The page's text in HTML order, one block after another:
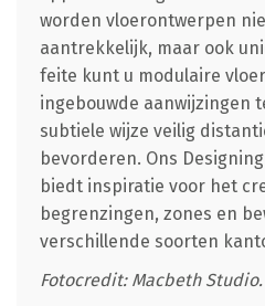
worden vloerontwerpen
aantrekkelijk, maar ook
feite kunt u modulaire
ingebouwde aanwijzingen
subtiele wijze veilig
bevorderen. Ons
biedt inspiratie voor het
begrenzingen, zones en
verschillende soorten
Fotocredit: Macbeth Studio.